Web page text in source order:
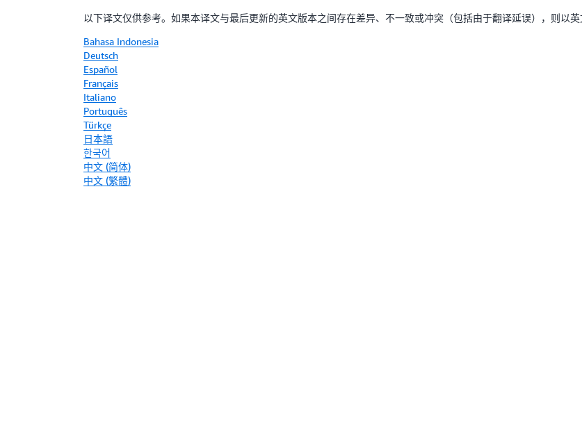
以下译文仅供参考。如果本译文与最后更新的英文版本之间存在差异、不一致或冲突（包括由于翻译延误），则以英
Bahasa Indonesia
Deutsch
Español
Français
Italiano
Português
Türkçe
日本語
한국어
中文 (简体)
中文 (繁體)